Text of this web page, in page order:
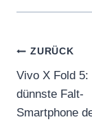
ZURÜCK
Vivo X Fold 5:
dünnste Falt-
Smartphone